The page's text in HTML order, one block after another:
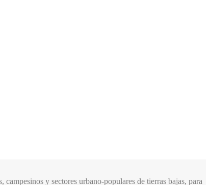
y sectores urbano-populares de tierras bajas, para